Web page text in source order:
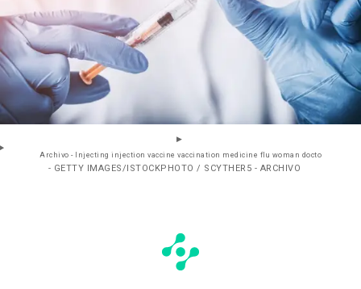
Archivo - Injecting injection vaccine vaccination medicine flu woman docto
- GETTY IMAGES/ISTOCKPHOTO / SCYTHER5 - ARCHIVO